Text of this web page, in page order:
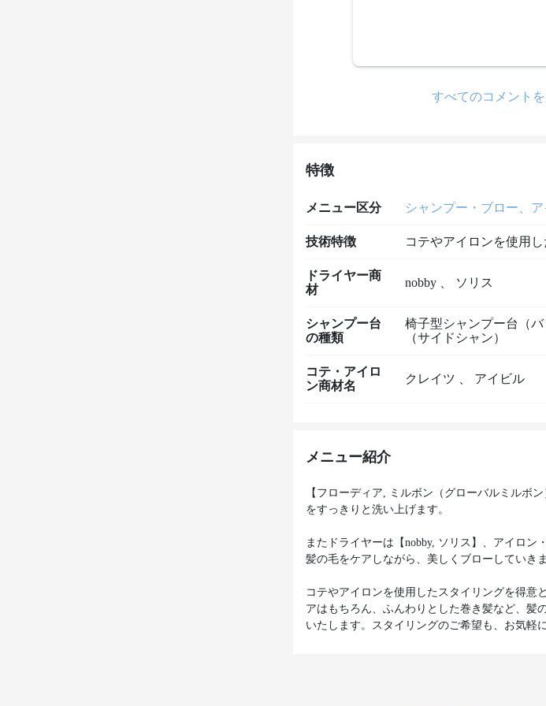
すべてのコメント
特徴
メニュー区分 シャンプー・ブロー、ア
技術特徴 コテやアイロンを使用
ドライヤー商
材
nobby 、 ソリス
シャンプー台
の種類
椅子型シャンプー台（バ
（サイドシャン）
コテ・アイロ
ン商材名
クレイツ 、 アイビル
メニュー紹介
【フローディア, ミルボン（グローバルミルボ
をすっきりと洗い上げます。
またドライヤーは【nobby, ソリス】、アイロン
髪の毛をケアしながら、美しくブローしていきま
コテやアイロンを使用したスタイリングを得意
アはもちろん、ふんわりとした巻き髪など、髪
いたします。スタイリングのご希望も、お気軽